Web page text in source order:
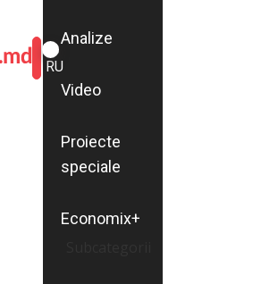
ROMÂNĂ
RU
Analize
Video
Proiecte
speciale
Economix+